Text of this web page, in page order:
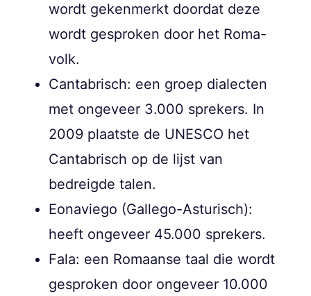
wordt gekenmerkt doordat deze
wordt gesproken door het Roma-
volk.
Cantabrisch: een groep dialecten
met ongeveer 3.000 sprekers. In
2009 plaatste de UNESCO het
Cantabrisch op de lijst van
bedreigde talen.
Eonaviego (Gallego-Asturisch):
heeft ongeveer 45.000 sprekers.
Fala: een Romaanse taal die wordt
gesproken door ongeveer 10.000